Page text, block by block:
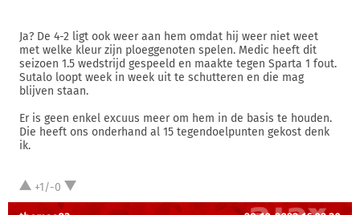
Ja? De 4-2 ligt ook weer aan hem omdat hij weer niet weet
met welke kleur zijn ploeggenoten spelen. Medic heeft dit
seizoen 1.5 wedstrijd gespeeld en maakte tegen Sparta 1 fout.
Sutalo loopt week in week uit te schutteren en die mag
blijven staan.
Er is geen enkel excuus meer om hem in de basis te houden.
Die heeft ons onderhand al 15 tegendoelpunten gekost denk
ik.
+1/-0